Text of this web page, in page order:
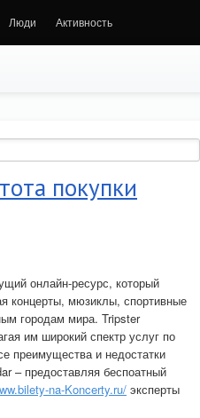
Люди Активность
покупки
онлайн-ресурс, который
концерты, мюзиклы, спортивные
городам мира. Tripster
им широкий спектр услуг по
преимущества и недостатки
– предоставляя беспоатный
na-Koncerty.ru/ эксперты